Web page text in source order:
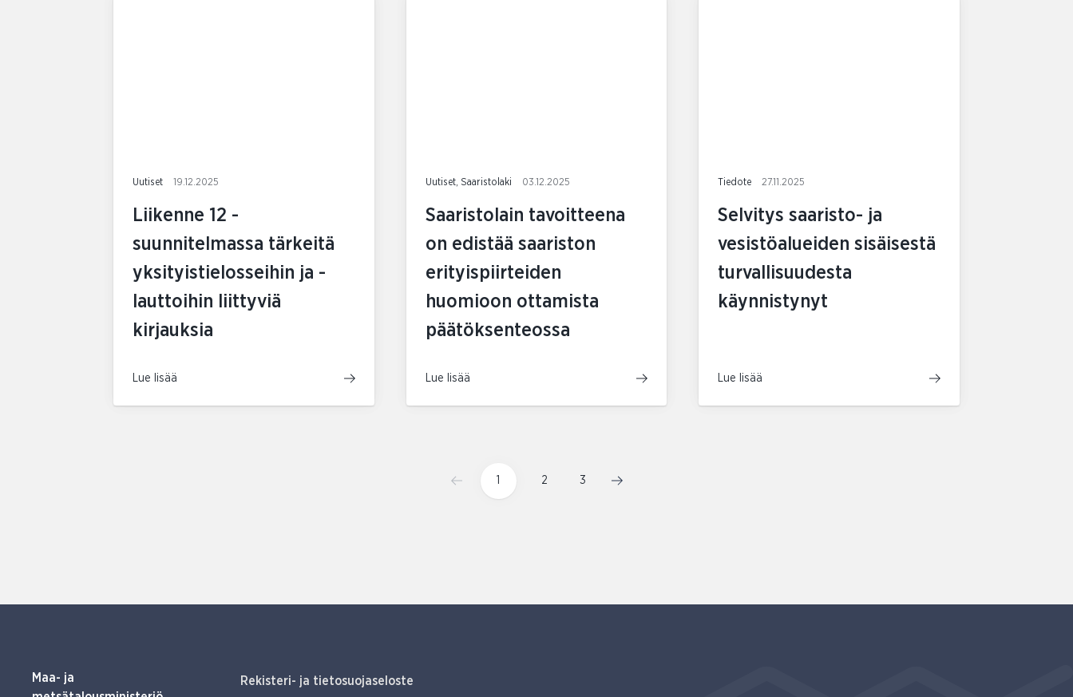
Uutiset 19.12.2025
Liikenne 12 -
suunnitelmassa tärkeitä
yksityistielosseihin ja -
lauttoihin liittyviä
kirjauksia
Lue lisää
Uutiset, Saaristolaki 03.12.2025
Saaristolain tavoitteena
on edistää saariston
erityispiirteiden
huomioon ottamista
päätöksenteossa
Lue lisää
Tiedote 27.11.2025
Selvitys saaristo- ja
vesistöalueiden sisäisestä
turvallisuudesta
käynnistynyt
Lue lisää
2 3
Maa- ja
Rekisteri- ja tietosuojaseloste